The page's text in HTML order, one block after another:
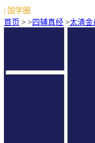
| 国学圈
首页 > >四辅真经 >太清金